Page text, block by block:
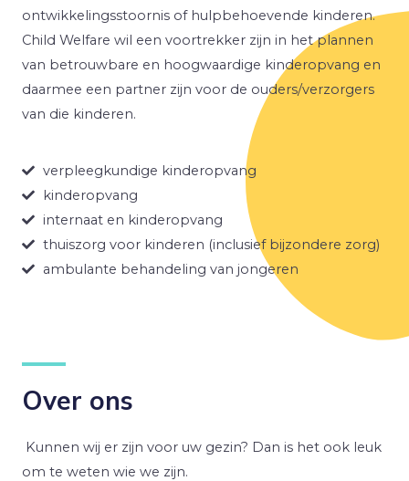
ontwikkelingsstoornis of hulpbehoevende kinderen.
Child Welfare wil een voortrekker zijn in het plannen
van betrouwbare en hoogwaardige kinderopvang en
daarmee een partner zijn voor de ouders/verzorgers
van die kinderen.
verpleegkundige kinderopvang
kinderopvang
internaat en kinderopvang
thuiszorg voor kinderen (inclusief bijzondere zorg)
ambulante behandeling van jongeren
Over ons
Kunnen wij er zijn voor uw gezin? Dan is het ook leuk
om te weten wie we zijn.